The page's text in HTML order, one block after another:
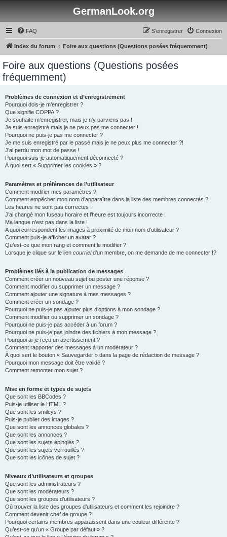
GermanLook.org
FAQ Connexion
S’enregistrer
Index du forum Foire aux questions (Questions posées fréquemment)
Foire aux questions (Questions posées
fréquemment)
Problèmes de connexion et d’enregistrement
Pourquoi dois-je m’enregistrer ?
Que signifie COPPA ?
Je souhaite m’enregistrer, mais je n’y parviens pas !
Je suis enregistré mais je ne peux pas me connecter !
Pourquoi ne puis-je pas me connecter ?
Je me suis enregistré par le passé mais je ne peux plus me connecter ?!
J’ai perdu mon mot de passe !
Pourquoi suis-je automatiquement déconnecté ?
À quoi sert « Supprimer les cookies » ?
Paramètres et préférences de l’utilisateur
Comment modifier mes paramètres ?
Comment empêcher mon nom d’apparaître dans la liste des membres connectés ?
Les heures ne sont pas correctes !
J’ai changé mon fuseau horaire et l’heure est toujours incorrecte !
Ma langue n’est pas dans la liste !
A quoi correspondent les images à proximité de mon nom d’utilisateur ?
Comment puis-je afficher un avatar ?
Qu’est-ce que mon rang et comment le modifier ?
Lorsque je clique sur le lien courrield’un membre, on me demande de me connecter !?
Problèmes liés à la publication de messages
Comment créer un nouveau sujet ou poster une réponse ?
Comment modifier ou supprimer un message ?
Comment ajouter une signature à mes messages ?
Comment créer un sondage ?
Pourquoi ne puis-je pas ajouter plus d’options à mon sondage ?
Comment modifier ou supprimer un sondage ?
Pourquoi ne puis-je pas accéder à un forum ?
Pourquoi ne puis-je pas joindre des fichiers à mon message ?
Pourquoi ai-je reçu un avertissement ?
Comment rapporter des messages à un modérateur ?
À quoi sert le bouton « Sauvegarder » dans la page de rédaction de message ?
Pourquoi mon message doit être validé ?
Comment remonter mon sujet ?
Mise en forme et types de sujets
Que sont les BBCodes ?
Puis-je utiliser le HTML ?
Que sont les smileys ?
Puis-je publier des images ?
Que sont les annonces globales ?
Que sont les annonces ?
Que sont les sujets épinglés ?
Que sont les sujets verrouillés ?
Que sont les icônes de sujet ?
Niveaux d’utilisateurs et groupes
Que sont les administrateurs ?
Que sont les modérateurs ?
Que sont les groupes d’utilisateurs ?
Où trouver la liste des groupes d’utilisateurs et comment les rejoindre ?
Comment devenir chef de groupe ?
Pourquoi certains membres apparaissent dans une couleur différente ?
Qu’est-ce qu’un « Groupe par défaut » ?